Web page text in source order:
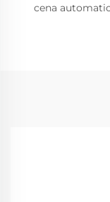
cena